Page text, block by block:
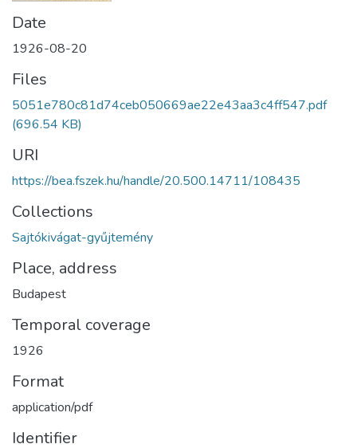
Date
1926-08-20
Files
5051e780c81d74ceb050669ae22e43aa3c4ff547.pdf
(696.54 KB)
URI
https://bea.fszek.hu/handle/20.500.14711/108435
Collections
Sajtókivágat-gyűjtemény
Place, address
Budapest
Temporal coverage
1926
Format
application/pdf
Identifier